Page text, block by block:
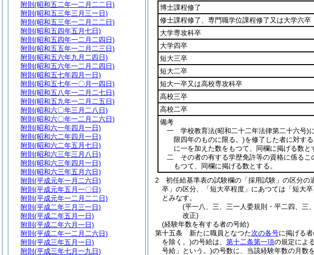
博士課程修了
修士課程修了、専門職学位課程修了又は大学六卒
大学専攻科卒
大学四卒
短大三卒
短大二卒
短大一卒又は高校専攻科卒
高校三卒
高校二卒
備考
一 学校教育法(昭和二十二年法律第二十六号)
限四年のものに限る。)を修了した者に対す
に一を加えた数をもつて、同欄に掲げる数と
二 その者の有する学歴免許等の資格に係るこ
もつて、同欄に掲げる数とする。
2
初任給基準表の試験欄の「採用試験」の区分の
卒」の区分、「短大卒程度」にあつては「短大
とみなす。
(平一八、三、三一人委規則・平二四、三
改正)
(経験年数を有する者の号給)
第十五条
新たに職員となつた次の各号に掲げる
を除く。)の号給は、 第十二条第一項の規定によ
号給」という。)の号数に、当該経験年数の月数
附則 (昭和五二年一二月二二日)
附則 (昭和五三年三月三一日)
附則 (昭和五三年一二月二二日)
附則 (昭和五四年五月七日)
附則 (昭和五四年一二月二四日)
附則 (昭和五五年一二月二三日)
附則 (昭和五六年九月二四日)
附則 (昭和五六年一二月二四日)
附則 (昭和五七年四月一日)
附則 (昭和五七年一〇月一四日)
附則 (昭和五八年一二月二七日)
附則 (昭和五九年一二月二五日)
附則 (昭和六〇年三月二八日)
附則 (昭和六〇年一二月二六日)
附則 (昭和六一年四月一日)
附則 (昭和六二年四月一日)
附則 (昭和六二年五月七日)
附則 (昭和六三年三月八日)
附則 (昭和六三年四月一日)
附則 (昭和六三年五月六日)
附則 (平成元年一月二六日)
附則 (平成元年五月一〇日)
附則 (平成元年一二月二二日)
附則 (平成二年三月三一日)
附則 (平成二年五月一日)
附則 (平成二年六月一日)
附則 (平成二年一二月二六日)
附則 (平成三年五月一日)
附則 (平成三年七月一九日)